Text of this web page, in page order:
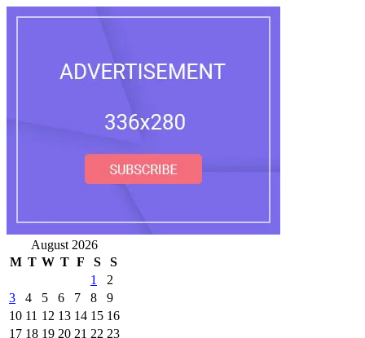
August 2026
M T W T F S
S
1
2
3
4 5 6 7 8
9
10 11 12 13 14 15 16
17 18 19 20 21 22 23